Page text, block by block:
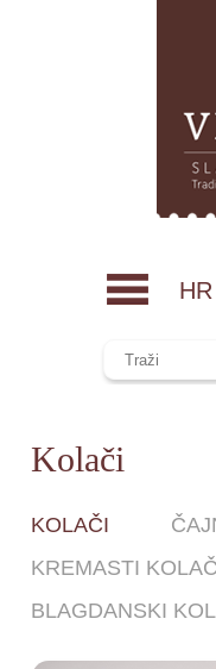
HR
Kolači
KOLAČI
KREMASTI
BLAGDANSKI